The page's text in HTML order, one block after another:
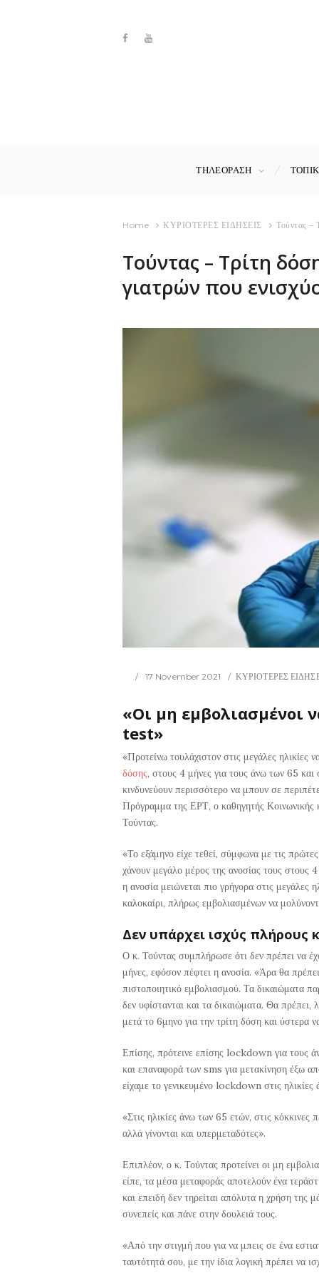
ΤΗΛΕΟΡΑΣΗ
Home ΚΥΡΙΟΤΕΡΕΣ ΕΙΔΗΣΕΙΣ Τούντας –
Τούντας – Τρίτη
γιατρών που
17 November 2021 ΚΥΡΙΟΤΕΡΕΣ
«Οι μη
test»
«Προτείνω τουλάχιστον στις μεγάλες ηλικίες
δόσης, στους 4 μήνες για τους άνω των 65 και
κινδυνεύουν περισσότερο να μπουν σε
Πρόγραμμα της ΕΡΤ, ο καθηγητής Κοινωνικής
Τούντας.
«Το εξάμηνο είχε τεθεί, σύμφωνα με τις
χάνουν μεγάλο μέρος της ανοσίας τους στους
η ανοσία μειώνεται πιο γρήγορα στις μεγάλες
καλοκαίρι, πλήρως εμβολιασμένων να
Δεν υπάρχει ισχύς πλήρους
Ο κ. Τούντας συμπλήρωσε ότι δεν πρέπει να
μήνες, εφόσον πέφτει η ανοσία. «Άρα θα
πιστοποιητικό εμβολιασμού. Τα δικαιώματα
δεν υφίστανται και τα δικαιώματα. Θα
μετά το 6μηνο για την τρίτη δόση και ύστερα
Επίσης, πρότεινε επίσης lockdown για τους
και επαναφορά των sms για μετακίνηση έξω
είχαμε το γενικευμένο lockdown στις ηλικίες
«Στις ηλικίες άνω των 65 ετών, στις κόκκινες
αλλά γίνονται και υπερμεταδότες».
Επιπλέον, ο κ. Τούντας προτείνει οι μη
είπε, τα μέσα μεταφοράς αποτελούν ένα
και επειδή δεν τηρείται απόλυτα η χρήση της
συνεπείς και πάνε στην δουλειά τους.
«Από την στιγμή που για να μπεις σε ένα
ταυτότητά σου, με την ίδια λογική πρέπει να